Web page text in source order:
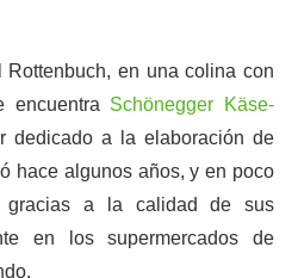
Rottenbuch, en una colina con
encuentra Schönegger Käse-
dedicado a la elaboración de
hace algunos años, y en poco
gracias a la calidad de sus
en los supermercados de